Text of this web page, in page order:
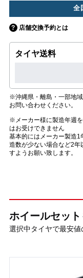
全
店舗交換予約とは
タイヤ送料
※沖縄県・離島・一部地
お問い合わせください。
※メーカー様に製造年週
はお受けできません
基本的にはメーカー製造
造数が少ない場合など2年
すようお願い致します。
ホイールセッ
選択中タイヤで最安